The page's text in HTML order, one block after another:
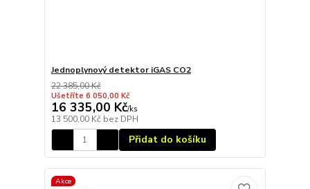
Jednoplynový detektor iGAS CO2
22 385,00 Kč
Ušetříte 6 050,00 Kč
16 335,00 Kč/ks
13 500,00 Kč bez DPH
Přidat do košíku
Akce